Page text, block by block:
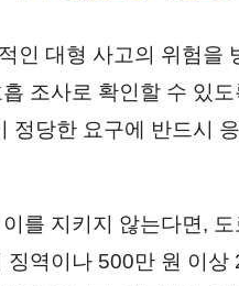
인 대형 사고의 위험을
조사로 확인할 수 있
정당한 요구에 반드시
를 지키지 않는다면,
역이나 500만 원 이상